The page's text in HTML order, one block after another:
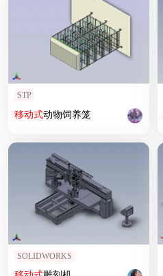
STP
移动式动物饲养笼
SOLIDWORKS